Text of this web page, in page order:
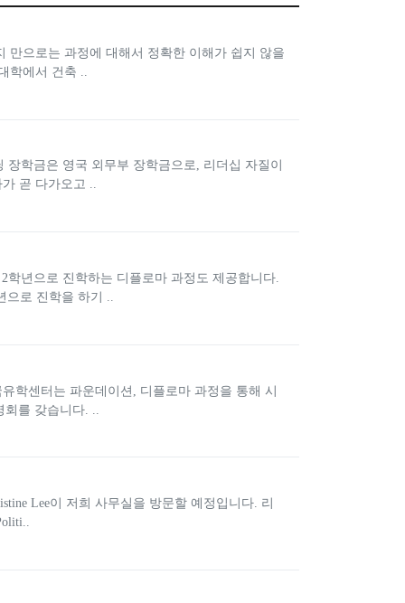
만으로는 과정에 대해서 정확한 이해가 쉽지 않을
학에서 건축 ..
학금은 영국 외무부 장학금으로, 리더십 자질이
곧 다가오고 ..
년으로 진학하는 디플로마 과정도 제공합니다.
로 진학을 하기 ..
학센터는 파운데이션, 디플로마 과정을 통해 시
를 갖습니다. ..
Lee이 저희 사무실을 방문할 예정입니다. 리